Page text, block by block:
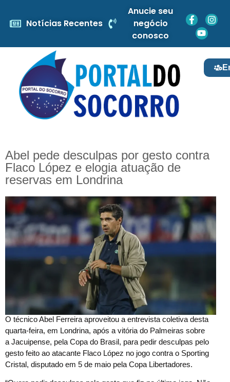
Notícias Recentes
Anucie seu
negócio
conosco
Abel pede desculpas por gesto contra
Flaco López e elogia atuação de
reservas em Londrina
O técnico Abel Ferreira aproveitou a entrevista coletiva desta
quarta-feira, em Londrina, após a vitória do Palmeiras sobre
a Jacuipense, pela Copa do Brasil, para pedir desculpas pelo
gesto feito ao atacante Flaco López no jogo contra o Sporting
Cristal, disputado em 5 de maio pela Copa Libertadores.